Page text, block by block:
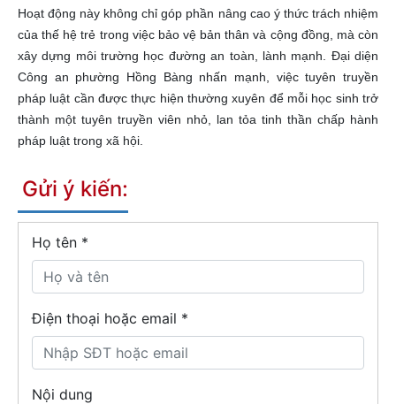
Hoạt động này không chỉ góp phần nâng cao ý thức trách nhiệm
của thế hệ trẻ trong việc bảo vệ bản thân và cộng đồng, mà còn
xây dựng môi trường học đường an toàn, lành mạnh. Đại diện
Công an phường Hồng Bàng nhấn mạnh, việc tuyên truyền
pháp luật cần được thực hiện thường xuyên để mỗi học sinh trở
thành một tuyên truyền viên nhỏ, lan tỏa tinh thần chấp hành
pháp luật trong xã hội.
Gửi ý kiến:
Họ tên *
Điện thoại hoặc email *
Nội dung